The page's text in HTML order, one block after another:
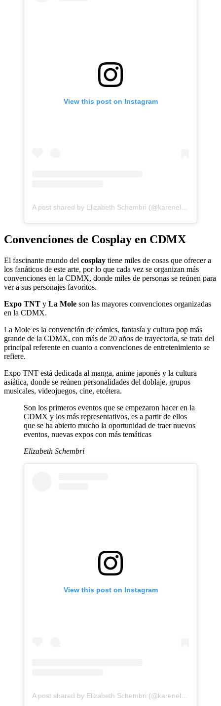
View this post on Instagram
Convenciones de Cosplay en CDMX
El fascinante mundo del cosplay tiene miles de cosas que ofrecer a
los fanáticos de este arte, por lo que cada vez se organizan más
convenciones en la CDMX, donde miles de personas se reúnen para
ver a sus personajes favoritos.
Expo TNT y La Mole son las mayores convenciones organizadas
en la CDMX.
La Mole es la convención de cómics, fantasía y cultura pop más
grande de la CDMX, con más de 20 años de trayectoria, se trata del
principal referente en cuanto a convenciones de entretenimiento se
refiere.
Expo TNT está dedicada al manga, anime japonés y la cultura
asiática, donde se reúnen personalidades del doblaje, grupos
musicales, videojuegos, cine, etcétera.
Son los primeros eventos que se empezaron hacer en la
CDMX y los más representativos, es a partir de ellos
que se ha abierto mucho la oportunidad de traer nuevos
eventos, nuevas expos con más temáticas
Elizabeth Schembri
View this post on Instagram
A post shared by Elizabeth Schembri (@karenelizzy_cosplay)